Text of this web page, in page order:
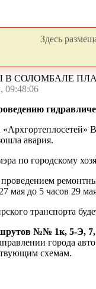
Здесь
В СОЛОМБАЛЕ
09:48:06
авария.
по городскому
мая до 5 часов 29
транспорта
№№ 1к, 5-Э, 7,
города
схемам.